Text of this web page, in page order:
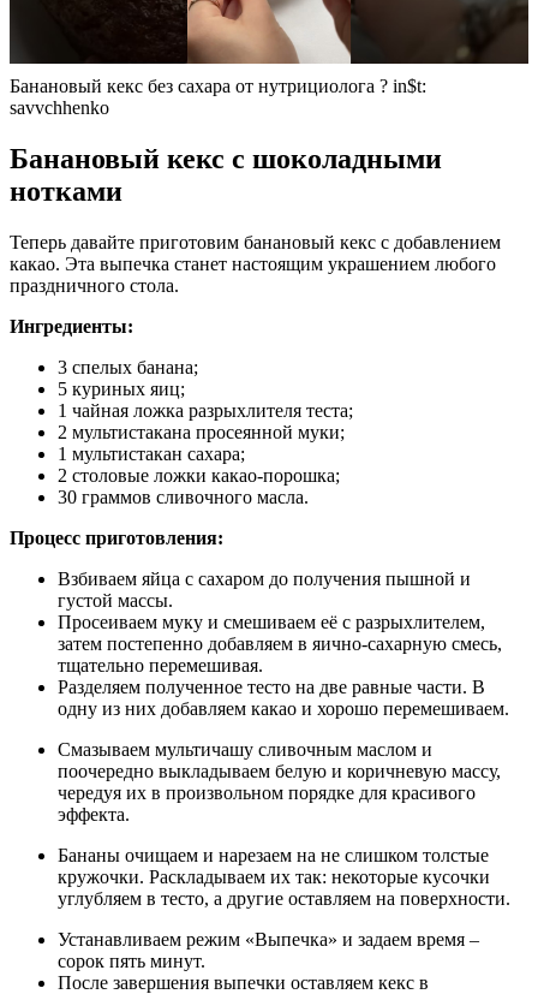
Банановый кекс без сахара от нутрициолога ? in$t:
savvchhenko
Банановый кекс с шоколадными
нотками
Теперь давайте приготовим банановый кекс с добавлением
какао. Эта выпечка станет настоящим украшением любого
праздничного стола.
Ингредиенты:
3 спелых банана;
5 куриных яиц;
1 чайная ложка разрыхлителя теста;
2 мультистакана просеянной муки;
1 мультистакан сахара;
2 столовые ложки какао-порошка;
30 граммов сливочного масла.
Процесс приготовления:
Взбиваем яйца с сахаром до получения пышной и
густой массы.
Просеиваем муку и смешиваем её с разрыхлителем,
затем постепенно добавляем в яично-сахарную смесь,
тщательно перемешивая.
Разделяем полученное тесто на две равные части. В
одну из них добавляем какао и хорошо перемешиваем.
Смазываем мультичашу сливочным маслом и
поочередно выкладываем белую и коричневую массу,
чередуя их в произвольном порядке для красивого
эффекта.
Бананы очищаем и нарезаем на не слишком толстые
кружочки. Раскладываем их так: некоторые кусочки
углубляем в тесто, а другие оставляем на поверхности.
Устанавливаем режим «Выпечка» и задаем время –
сорок пять минут.
После завершения выпечки оставляем кекс в